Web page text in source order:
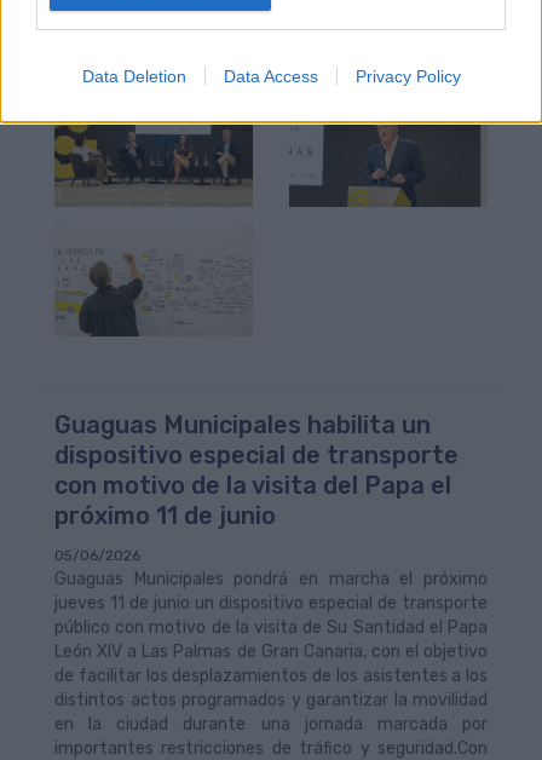
Data Deletion Data Access Privacy Policy
Guaguas Municipales habilita un
dispositivo especial de transporte
con motivo de la visita del Papa el
próximo 11 de junio
05/06/2026
Guaguas Municipales pondrá en marcha el próximo
jueves 11 de junio un dispositivo especial de transporte
público con motivo de la visita de Su Santidad el Papa
León XIV a Las Palmas de Gran Canaria, con el objetivo
de facilitar los desplazamientos de los asistentes a los
distintos actos programados y garantizar la movilidad
en la ciudad durante una jornada marcada por
importantes restricciones de tráfico y seguridad.Con